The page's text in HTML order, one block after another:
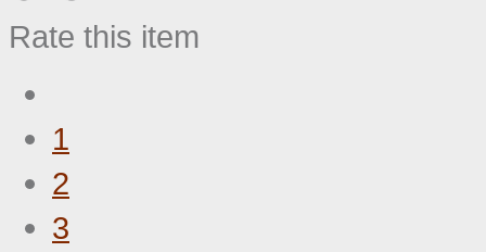
Rate this item
1
2
3